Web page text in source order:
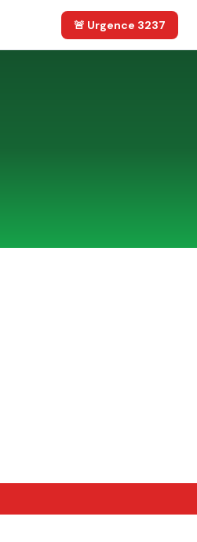
🚨 Urgence 3237